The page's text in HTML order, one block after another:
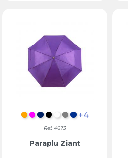
ORANJE
FUCHSIA
MARINEBLAUW
ZWART
WITGRIJS
BLAUW
+4
Ref: 4673
Paraplu Ziant